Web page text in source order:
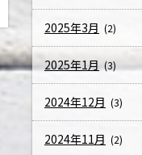
2025年3月 (2)
2025年1月 (3)
2024年12月 (3)
2024年11月 (2)